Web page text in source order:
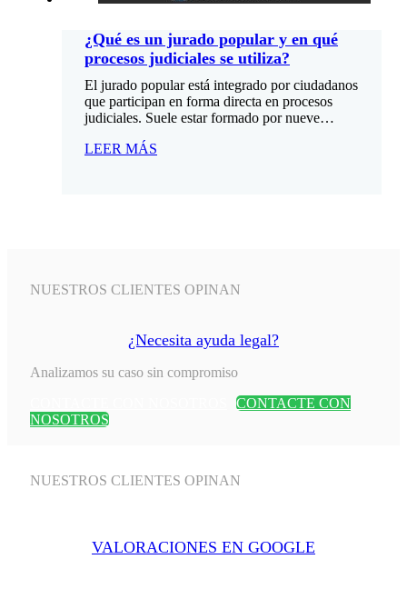
¿Qué es un jurado popular y en qué
procesos judiciales se utiliza?
El jurado popular está integrado por ciudadanos
que participan en forma directa en procesos
judiciales. Suele estar formado por nueve…
LEER MÁS
NUESTROS CLIENTES OPINAN
¿Necesita ayuda legal?
Analizamos su caso sin compromiso
CONTACTE CON
NOSOTROS
NUESTROS CLIENTES OPINAN
VALORACIONES EN GOOGLE